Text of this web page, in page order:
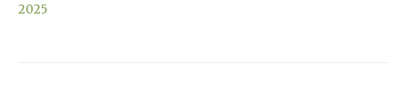
2025